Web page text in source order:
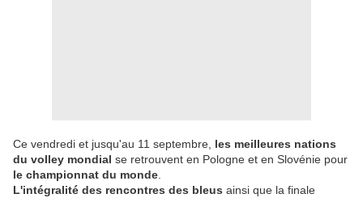
Ce vendredi et jusqu'au 11 septembre, les meilleures nations
du volley mondial se retrouvent en Pologne et en Slovénie pour
le championnat du monde
L'intégralité des rencontres des bleus ainsi que la finale